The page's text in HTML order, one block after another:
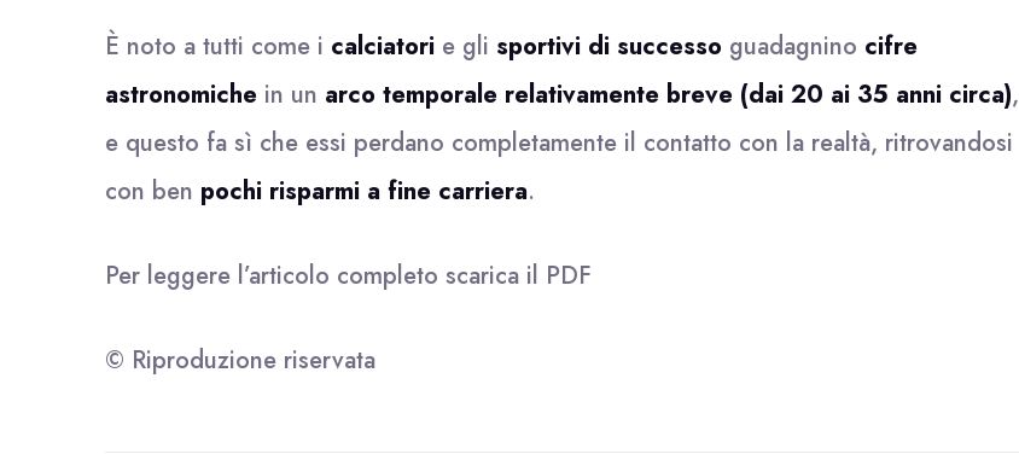
È noto a tutti come i calciatori e gli sportivi di successo guadagnino cifre
astronomiche in un arco temporale relativamente breve (dai 20 ai 35 anni circa),
e questo fa sì che essi perdano completamente il contatto con la realtà, ritrovandosi
con ben pochi risparmi a fine carriera.
Per leggere l’articolo completo scarica il PDF
© Riproduzione riservata